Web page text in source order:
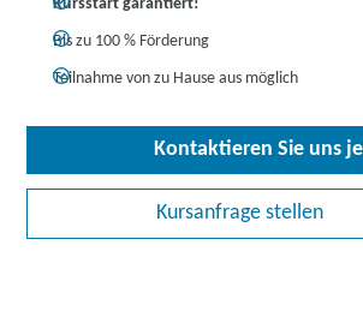
Kursstart garantiert!
Bis zu 100 % Förderung
Teilnahme von zu Hause aus möglich
Kontaktieren Sie uns
Kursanfrage stellen